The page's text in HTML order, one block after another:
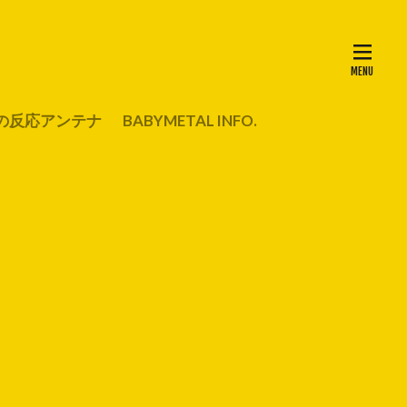
反応アンテナ BABYMETAL INFO.